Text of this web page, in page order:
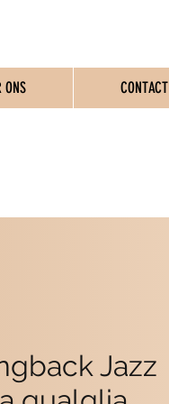
Jazz
ONS CONTACT